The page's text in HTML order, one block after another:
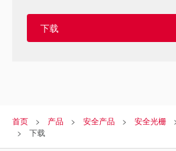
下载
首页 产品 安全产品 安全光栅
下载